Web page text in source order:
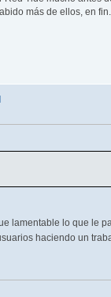
más de ellos, en fin.
lamentable lo que le
haciendo un